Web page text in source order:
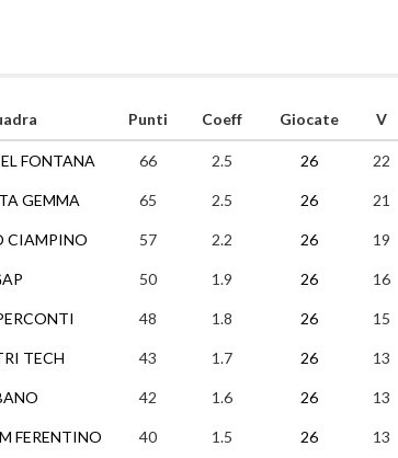
FONTANA
GEMMA
CIAMPINO
TECH
FERENTINO
Punti Coeff Giocate V
66 2.5 26 22
65 2.5 26 21
57 2.2 26 19
50 1.9 26 16
48 1.8 26 15
43 1.7 26 13
42 1.6 26 13
40 1.5 26 13